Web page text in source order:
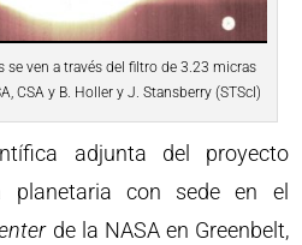
ven a través del filtro de 3.23 micras
CSA y B. Holler y J. Stansberry (STScI)
adjunta del proyecto
planetaria con sede en el
de la NASA en Greenbelt,